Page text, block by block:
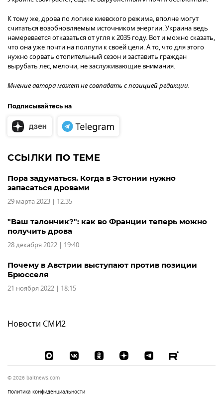
К тому же, дрова по логике киевского режима, вполне могут
считаться возобновляемым источником энергии. Украина ведь
намеревается отказаться от угля к 2035 году. Вот и можно сказать,
что она уже почти на полпути к своей цели. А то, что для этого
нужно сорвать отопительный сезон и заставить граждан
вырубать лес, мелочи, не заслуживающие внимания.
Мнение автора может не совпадать с позицией редакции.
Подписывайтесь на
ССЫЛКИ ПО ТЕМЕ
Пора задуматься. Когда в Эстонии нужно
запасаться дровами
29 марта 2023 | 12:35
"Ваш талончик?": как во Франции теперь можно
получить дрова
28 декабря 2022 | 19:40
Почему в Австрии выступают против позиции
Брюсселя
21 ноября 2022 | 18:15
Новости СМИ2
© 2026 baltnews.com
Политика конфиденциальности